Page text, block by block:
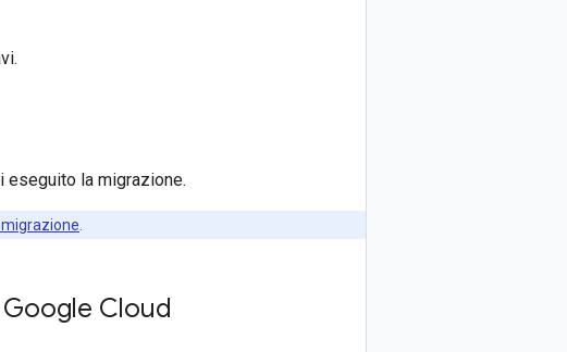
eseguito la migrazione.
Cloud